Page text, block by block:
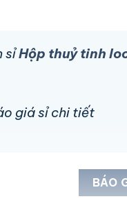
sỉHộp thuỷ tinh
giá sỉ chi tiết
BÁO